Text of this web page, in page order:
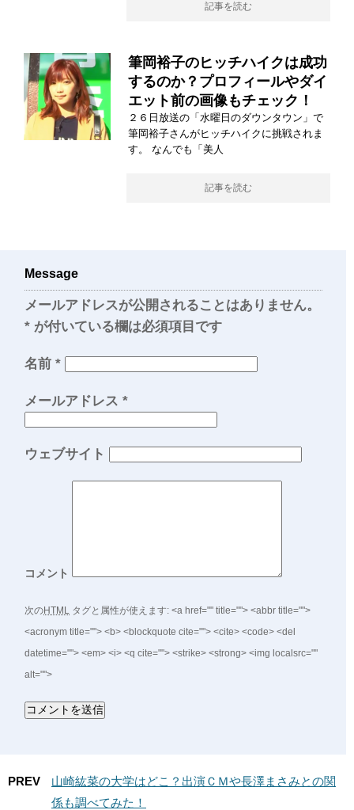
記事を読む
筆岡裕子のヒッチハイクは成功
するのか？プロフィールやダイ
エット前の画像もチェック！
２６日放送の「水曜日のダウンタウン」で
筆岡裕子さんがヒッチハイクに挑戦されま
す。 なんでも「美人
記事を読む
Message
メールアドレスが公開されることはありません。
* が付いている欄は必須項目です
名前 *
メールアドレス *
ウェブサイト
コメント
次のHTML タグと属性が使えます: <a href="" title=""> <abbr title="">
<acronym title=""> <b> <blockquote cite=""> <cite> <code> <del
datetime=""> <em> <i> <q cite=""> <strike> <strong> <img localsrc=""
alt="">
PREV
山崎紘菜の大学はどこ？出演ＣＭや長澤まさみとの関
係も調べてみた！